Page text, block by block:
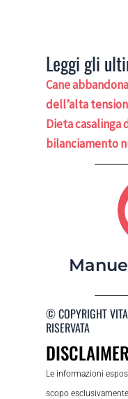
Leggi gli
Cane
dell’alta
Dieta casalinga
bilanciamento
© COPYRIGHT
RISERVATA
DISCLAIMER
Le informazioni
scopo